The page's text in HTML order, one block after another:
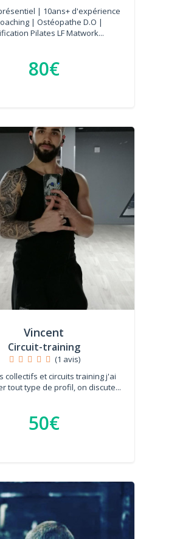
| 10ans+ d'expérience
| Ostéopathe D.O |
Pilates LF Matwork...
80€
Vincent
Circuit-training
(1 avis)
collectifs et circuits training j'ai
tout type de profil, on discute...
50€